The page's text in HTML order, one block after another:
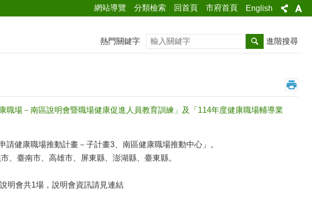
網站導覽 分類檢索 回首頁 市府首頁 English
熱門關鍵字 搜尋 進階搜尋
場－南區說明會暨職場健康促進人員教育訓練」及「114年度健康職場輔導業
健康職場推動計畫－子計畫3、南區健康職場推動中心」。
、臺南市、高雄市、屏東縣、澎湖縣、臺東縣。
明會共1場，說明會資訊請見連結